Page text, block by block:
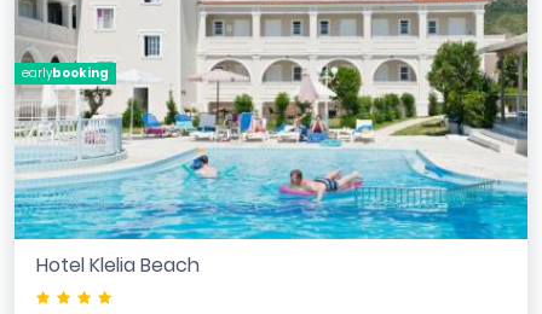
Hotel Klelia Beach
earlybooking